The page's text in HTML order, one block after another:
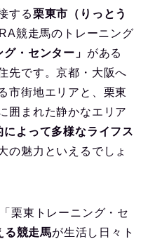
する栗東市（りっとう
競走馬のトレーニング
グ・センター」 がある
先です。京都・大阪へ
市街地エリアと、栗東
囲まれた静かなエリア
によって多様なライフス
の魅力といえるでしょ
栗東トレーニング・セ
る競走馬が生活し日々ト